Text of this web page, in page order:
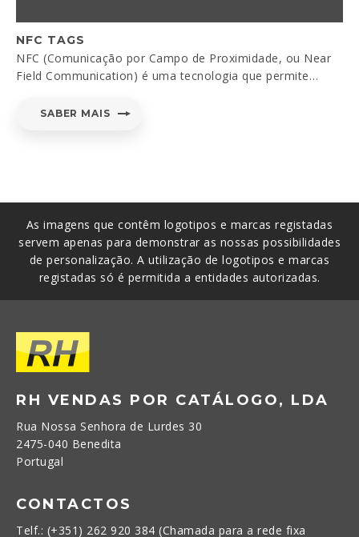
NFC TAGS
NFC (Comunicação por Campo de Proximidade, ou Near
Field Communication) é uma tecnologia que permite…
SABER MAIS
As imagens que contêm logotipos e marcas registadas
servem apenas para demonstrar as nossas possibilidades
de personalização. A utilização de logotipos e marcas
registadas só é permitida a entidades autorizadas.
RH VENDAS POR CATÁLOGO, LDA
Rua Nossa Senhora de Lurdes 30
2475-040 Benedita
Portugal
CONTACTOS
Telf.: (+351) 262 920 384 (Chamada para a rede fixa